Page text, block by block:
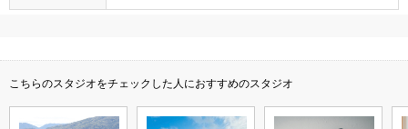
こちらのスタジオをチェックした人におすすめのスタジオ